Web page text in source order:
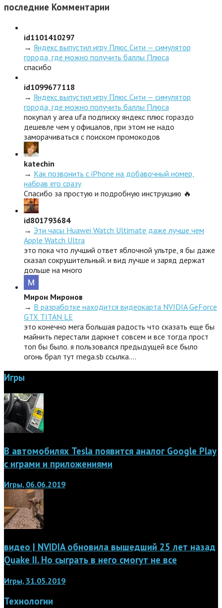
последние Комментарии
id1101410297
→ Яндекс выпустил игру Плюс Сити — симулятор
города, где можно получить баллы Плюса
спасибо
id1099677118
→ Яндекс выпустил игру Плюс Сити — симулятор
города, где можно получить баллы Плюса
покупал у area ufa подписку яндекс плюс гораздо
дешевле чем у офицалов, при этом не надо
заморачиваться с поиском промокодов
katechin
→ Как позвонить с iPhone на добавочный номер,
набрав его сразу
Спасибо за простую и подробную инструкцию 🔥
id801793684
→ Эти часы Huawei Watch Ultimate даже лучше чем
Apple Watch Ultra
это пока что лучший ответ яблочной ультре, я бы даже
сказал сокрушительный. и вид лучше и заряд держат
дольше на много
Мирон Миронов
→ В разработке находится видеокарта NVIDIA GeForce
GTX TITAN LE
это конечно мега большая радость что сказать еще бы
майнить перестали даркнет совсем и все тогда прост
топ бы было. я пользовался предыдущей все было
огонь брал тут rnega.sb ссылка.…
Игры
В автомобилях Tesla появится аналог Google Play
с играми и приложениями
Игры, 06.06.2019
видео | NVIDIA обновила вышедший 25 лет назад
Quake II. Но сыграть в него смогут не все
Игры, 31.05.2019
Технологии